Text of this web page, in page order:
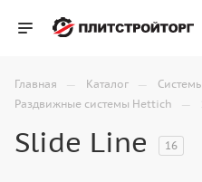
Главная — Каталог —
Раздвижные системы Hettich —
Slide Line 16